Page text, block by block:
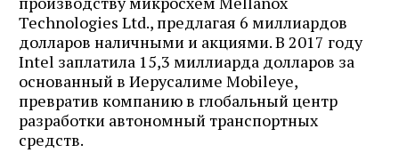
Technologies Ltd., предлагая 6 миллиардов
долларов наличными и акциями. В 2017 году
Intel заплатила 15,3 миллиарда долларов за
основанный в Иерусалиме Mobileye,
превратив компанию в глобальный центр
разработки автономный транспортных
средств.